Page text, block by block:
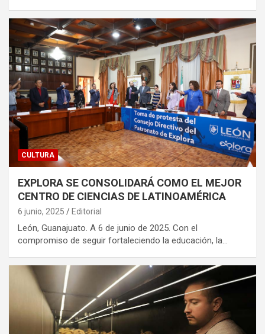
CULTURA
EXPLORA SE CONSOLIDARÁ COMO EL MEJOR
CENTRO DE CIENCIAS DE LATINOAMÉRICA
6 junio, 2025 Editorial
León, Guanajuato. A 6 de junio de 2025. Con el
compromiso de seguir fortaleciendo la educación, la…